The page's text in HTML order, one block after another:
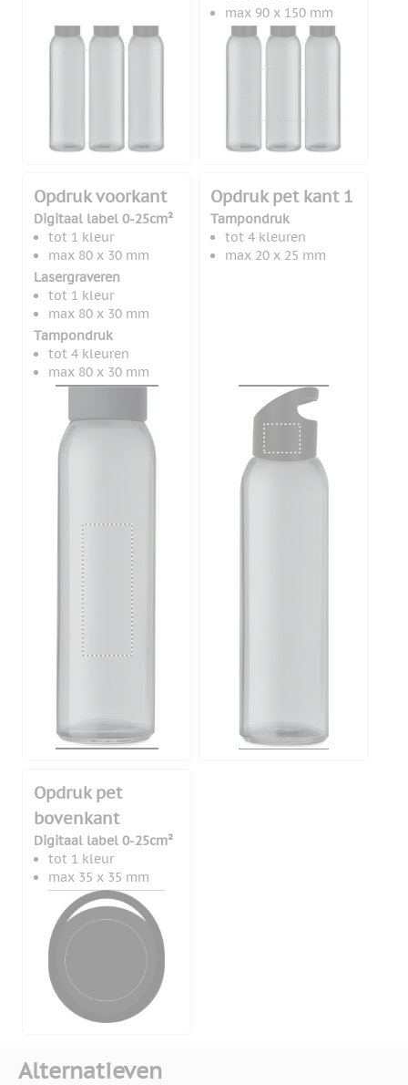
max 90 x 150 mm
Opdruk voorkant
Digitaal label 0-25cm²
tot 1 kleur
max 80 x 30 mm
Lasergraveren
tot 1 kleur
max 80 x 30 mm
Tampondruk
tot 4 kleuren
max 80 x 30 mm
Opdruk pet kant 1
Tampondruk
tot 4 kleuren
max 20 x 25 mm
Opdruk pet
bovenkant
Digitaal label 0-25cm²
tot 1 kleur
max 35 x 35 mm
Alternatieven